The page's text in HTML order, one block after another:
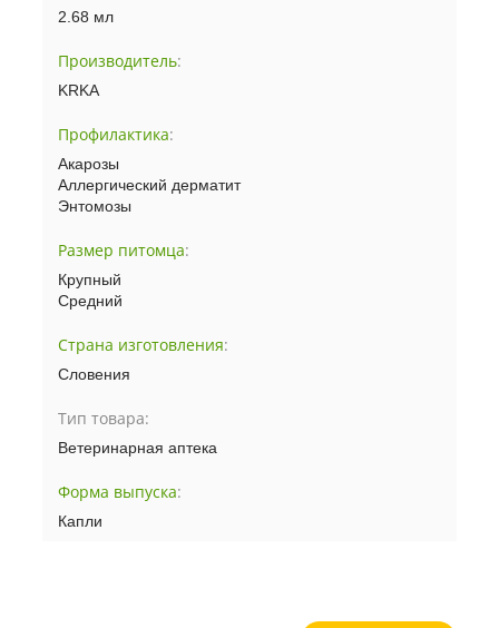
2.68 мл
Производитель:
KRKA
Профилактика:
Акарозы
Аллергический дерматит
Энтомозы
Размер питомца:
Крупный
Средний
Страна изготовления:
Словения
Тип товара:
Ветеринарная аптека
Форма выпуска:
Капли